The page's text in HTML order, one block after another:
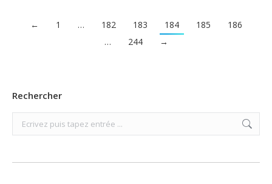
← 1 … 182 183 184 185
186
…
244 →
Rechercher
Search: